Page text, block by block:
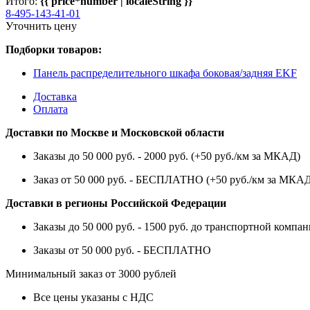
8-495-143-41-01
Уточнить цену
Подборки товаров:
Панель распределительного шкафа боковая/задняя EKF
Доставка
Оплата
Доставки по Москве и Московской области
Заказы до 50 000 руб. - 2000 руб. (+50 руб./км за МКАД)
Заказ от 50 000 руб. - БЕСПЛАТНО (+50 руб./км за
Доставки в регионы Российской Федерации
Заказы до 50 000 руб. - 1500 руб. до транспортной
Заказы от 50 000 руб. - БЕСПЛАТНО
Минимальный заказ от 3000 рублей
Все цены указаны с НДС